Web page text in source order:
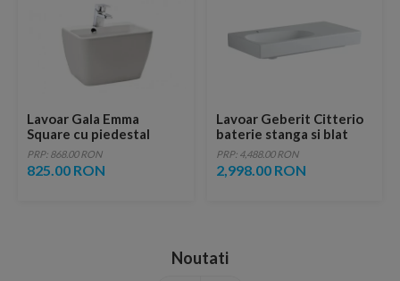
Lavoar Gala Emma
Square cu piedestal
integrat 48x37,5xH32
cm
PRP: 868.00 RON
825.00 RON
Lavoar Geberit Citterio
baterie stanga si blat
dreapta 90x50xH16 cm
PRP: 4,488.00 RON
2,998.00 RON
Noutati